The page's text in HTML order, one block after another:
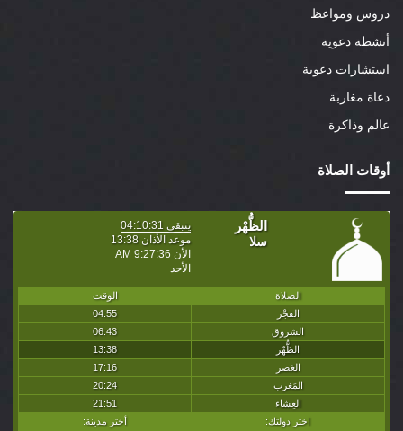
دروس ومواعظ
أنشطة دعوية
استشارات دعوية
دعاة مغاربة
عالم وذاكرة
أوقات الصلاة